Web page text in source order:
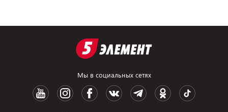
Мы в социальных сетях